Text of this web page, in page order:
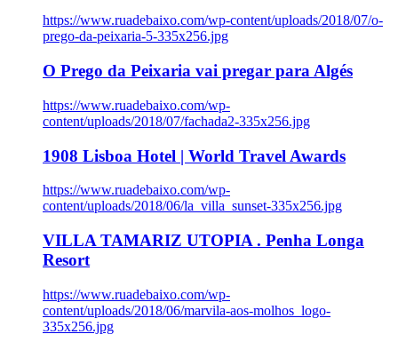
https://www.ruadebaixo.com/wp-content/uploads/2018/07/o-
prego-da-peixaria-5-335x256.jpg
O Prego da Peixaria vai pregar para Algés
https://www.ruadebaixo.com/wp-
content/uploads/2018/07/fachada2-335x256.jpg
1908 Lisboa Hotel | World Travel Awards
https://www.ruadebaixo.com/wp-
content/uploads/2018/06/la_villa_sunset-335x256.jpg
VILLA TAMARIZ UTOPIA . Penha Longa
Resort
https://www.ruadebaixo.com/wp-
content/uploads/2018/06/marvila-aos-molhos_logo-
335x256.jpg